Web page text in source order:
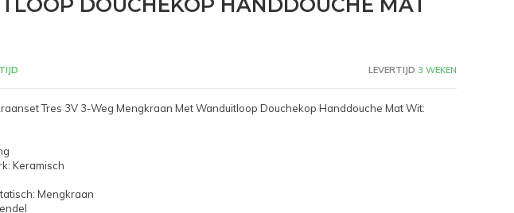
LEVERTIJD 3 WEKEN
Tres 3V 3-Weg Mengkraan Met Wanduitloop Douchekop Handdouche Mat Wit:
Keramisch
Mengkraan